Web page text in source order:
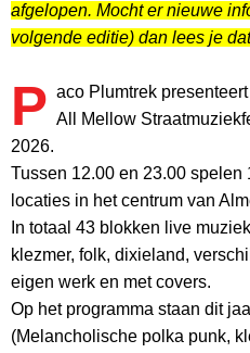
afgelopen. Mocht er nieuwe
volgende editie) dan lees je
P aco Plumtrek
All Mellow
2026.
Tussen 12.00 en 23.00
locaties in het centrum van
In totaal 43 blokken live
klezmer, folk, dixieland,
eigen werk en met covers.
Op het programma staan dit
(Melancholische polka punk,